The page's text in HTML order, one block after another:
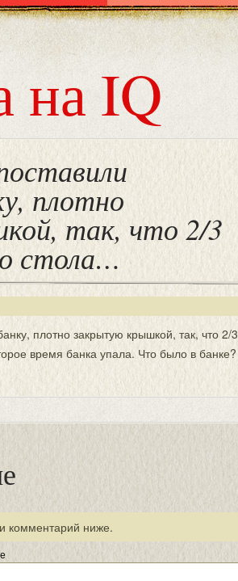
на IQ
плотно
так, что 2/3
стола…
плотно закрытую крышкой, так, что 2/3
время банка упала. Что было в банке?
комментарий ниже.